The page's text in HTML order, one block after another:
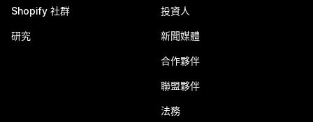
Shopify 社群
研究
投資人
新聞媒體
合作夥伴
聯盟夥伴
法務